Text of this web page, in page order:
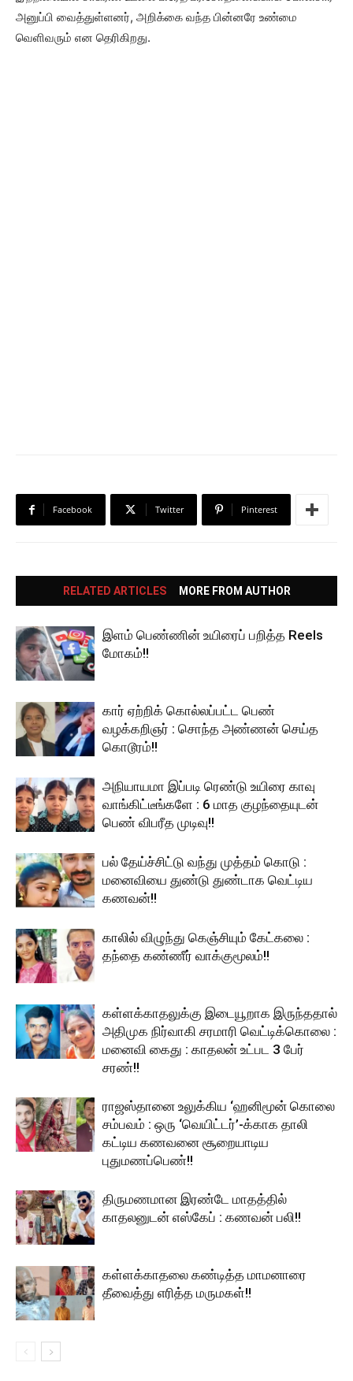
அனுப்பி வைத்துள்ளனர், அறிக்கை வந்த பின்னரே உண்மை
வெளிவரும் என தெரிகிறது.
Facebook Twitter Pinterest
RELATED ARTICLES MORE FROM AUTHOR
இளம் பெண்ணின் உயிரைப் பறித்த Reels
மோகம்!!
கார் ஏற்றிக் கொல்லப்பட்ட பெண்
வழக்கறிஞர் : சொந்த அண்ணன் செய்த
கொடூரம்!!
அநியாயமா இப்படி ரெண்டு உயிரை காவு
வாங்கிட்டீங்களே : 6 மாத குழந்தையுடன்
பெண் விபரீத முடிவு!!
பல் தேய்ச்சிட்டு வந்து முத்தம் கொடு :
மனைவியை துண்டு துண்டாக வெட்டிய
கணவன்!!
காலில் விழுந்து கெஞ்சியும் கேட்கலை :
தந்தை கண்ணீர் வாக்குமூலம்!!
கள்ளக்காதலுக்கு இடையூறாக இருந்ததால்
அதிமுக நிர்வாகி சரமாரி வெட்டிக்கொலை :
மனைவி கைது : காதலன் உட்பட 3 பேர்
சரண்!!
ராஜஸ்தானை உலுக்கிய ‘ஹனிமூன் கொலை
சம்பவம் : ஒரு ‘வெயிட்டர்’-க்காக தாலி
கட்டிய கணவனை சூறையாடிய
புதுமணப்பெண்!!
திருமணமான இரண்டே மாதத்தில்
காதலனுடன் எஸ்கேப் : கணவன் பலி!!
கள்ளக்காதலை கண்டித்த மாமனாரை
தீவைத்து எரித்த மருமகள்!!